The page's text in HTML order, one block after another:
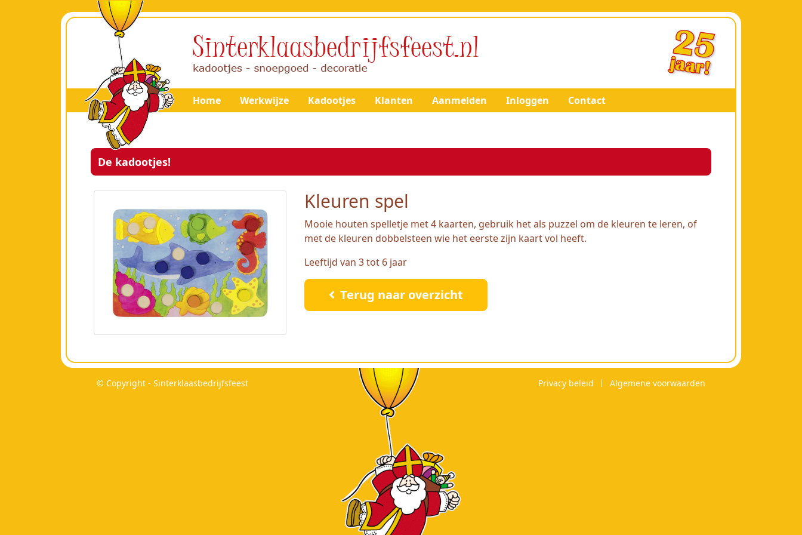
Home Werkwijze Kadootjes Klanten Aanmelden Inloggen Contact
De kadootjes!
Kleuren spel
Mooie houten spelletje met 4 kaarten, gebruik het als puzzel om de kleuren te leren, of
met de kleuren dobbelsteen wie het eerste zijn kaart vol heeft.
Leeftijd van 3 tot 6 jaar
Terug naar overzicht
© Copyright - Sinterklaasbedrijfsfeest Privacy beleid Algemene voorwaarden